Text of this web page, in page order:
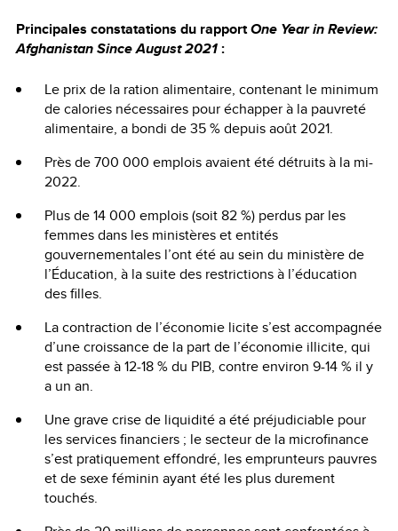
Principales constatations du rapportOne Year in Review:
Afghanistan Since August 2021 :
Le prix de la ration alimentaire, contenant le minimum
de calories nécessaires pour échapper à la pauvreté
alimentaire, a bondi de 35 % depuis août 2021.
Près de 700 000 emplois avaient été détruits à la mi-
2022.
Plus de 14 000 emplois (soit 82 %) perdus par les
femmes dans les ministères et entités
gouvernementales l’ont été au sein du ministère de
l’Éducation, à la suite des restrictions à l’éducation
des filles.
La contraction de l’économie licite s’est accompagnée
d’une croissance de la part de l’économie illicite, qui
est passée à 12-18 % du PIB, contre environ 9-14 % il y
a un an.
Une grave crise de liquidité a été préjudiciable pour
les services financiers ; le secteur de la microfinance
s’est pratiquement effondré, les emprunteurs pauvres
et de sexe féminin ayant été les plus durement
touchés.